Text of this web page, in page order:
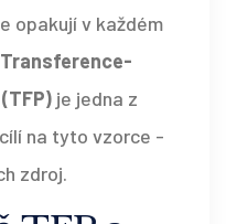
opakují v každém
Transference-
je jedna z
na tyto vzorce -
zdroj.